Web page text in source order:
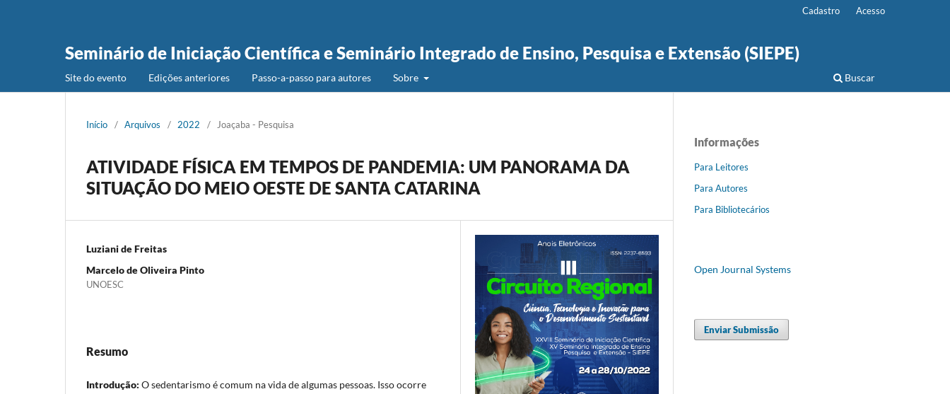
Seminário de Iniciação Científica e Seminário Integrado de Ensino, Pesquisa e Extensão (SIEPE)
Site do evento Edições anteriores Passo-a-passo para autores Sobre Buscar
Cadastro Acesso
Início / Arquivos / 2022 / Joaçaba - Pesquisa
ATIVIDADE FÍSICA EM TEMPOS DE PANDEMIA: UM PANORAMA DA
SITUAÇÃO DO MEIO OESTE DE SANTA CATARINA
Luziani de Freitas
Marcelo de Oliveira Pinto
UNOESC
Resumo
Introdução: O sedentarismo é comum na vida de algumas pessoas. Isso ocorre
Informações
Para Leitores
Para Autores
Para Bibliotecários
Open Journal Systems
Enviar Submissão